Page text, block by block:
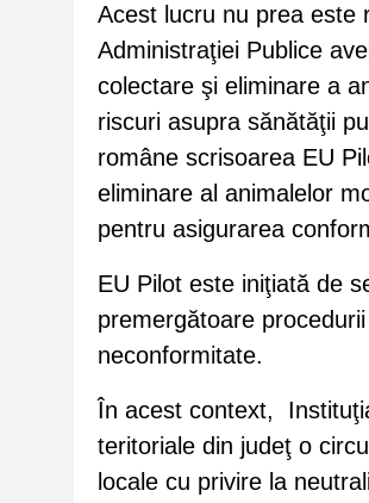
Acest lucru nu prea este
Administraţiei Publice
colectare şi eliminare a
riscuri asupra sănătăţii
române scrisoarea EU
eliminare al animalelor
pentru asigurarea
EU Pilot este iniţiată de
premergătoare
neconformitate.
În acest context,
teritoriale din judeţ o
locale cu privire la